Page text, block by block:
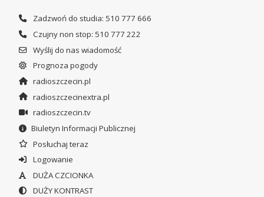
Zadzwoń do studia: 510 777 666
Czujny non stop: 510 777 222
Wyślij do nas wiadomość
Prognoza pogody
radioszczecin.pl
radioszczecinextra.pl
radioszczecin.tv
Biuletyn Informacji Publicznej
Posłuchaj teraz
Logowanie
DUŻA CZCIONKA
DUŻY KONTRAST